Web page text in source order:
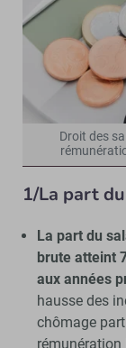
Droit des
1/La part
La part du
brute atteint
aux années
hausse des
chômage
rémunération